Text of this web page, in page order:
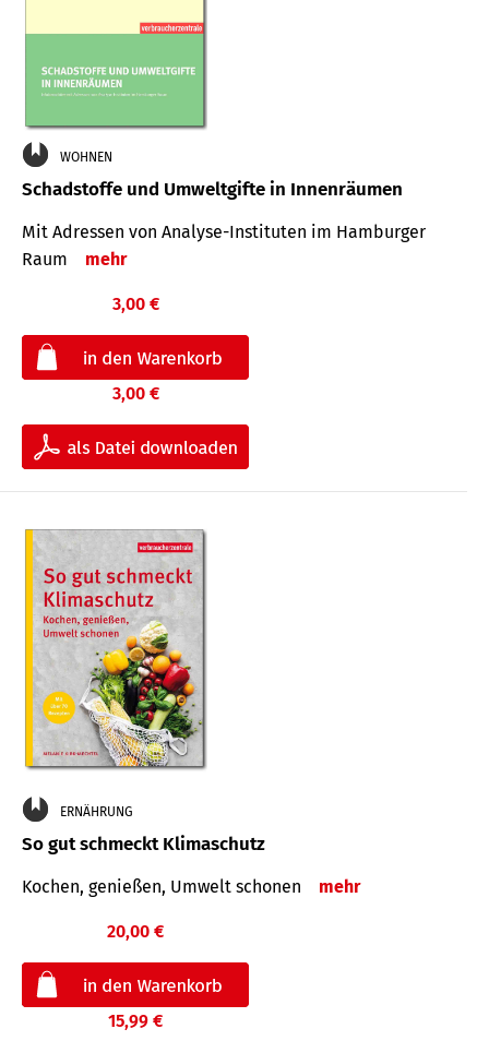
WOHNEN
Schadstoffe und Umweltgifte in Innenräumen
Mit Adressen von Analyse-Insti­tuten im Hamburger
Raum
mehr
3,00 €
3,00 €
ERNÄHRUNG
So gut schmeckt Klimaschutz
Kochen, genießen, Umwelt schonen mehr
20,00 €
15,99 €